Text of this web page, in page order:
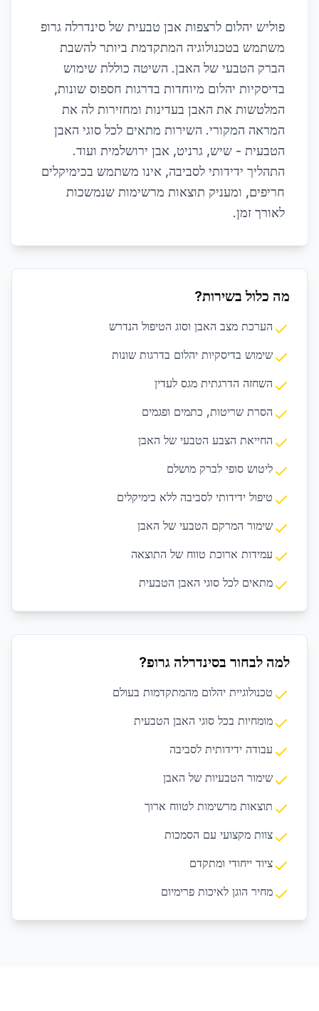
פוליש יהלום לרצפות אבן טבעית של סינדרלה גרופ
משתמש בטכנולוגיה המתקדמת ביותר להשבת
הברק הטבעי של האבן. השיטה כוללת שימוש
בדיסקיות יהלום מיוחדות בדרגות חספוס שונות,
המלטשות את האבן בעדינות ומחזירות לה את
המראה המקורי. השירות מתאים לכל סוגי האבן
הטבעית - שיש, גרניט, אבן ירושלמית ועוד.
התהליך ידידותי לסביבה, אינו משתמש בכימיקלים
חריפים, ומעניק תוצאות מרשימות שנמשכות
לאורך זמן.
מה כלול בשירות?
הערכת מצב האבן וסוג הטיפול הנדרש
שימוש בדיסקיות יהלום בדרגות שונות
השחזה הדרגתית מגס לעדין
הסרת שריטות, כתמים ופגמים
החייאת הצבע הטבעי של האבן
ליטוש סופי לברק מושלם
טיפול ידידותי לסביבה ללא כימיקלים
שימור המרקם הטבעי של האבן
עמידות ארוכת טווח של התוצאה
מתאים לכל סוגי האבן הטבעית
למה לבחור בסינדרלה גרופ?
טכנולוגיית יהלום מהמתקדמות בעולם
מומחיות בכל סוגי האבן הטבעית
עבודה ידידותית לסביבה
שימור הטבעיות של האבן
תוצאות מרשימות לטווח ארוך
צוות מקצועי עם הסמכות
ציוד ייחודי ומתקדם
מחיר הוגן לאיכות פרימיום